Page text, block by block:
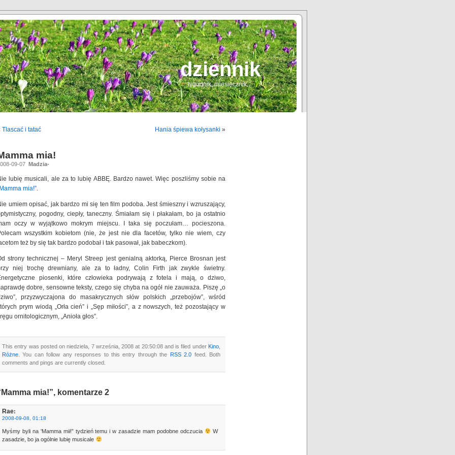
dziennik
tygodnik, miesięcznik…
Tlascać i tatać Hania śpiewa kołysanki »
mia!
09-07 Madzia-
lubię musicali, ale za to lubię ABBĘ. Bardzo nawet. Więc poszliśmy sobie na
mia!”.
umiem opisać, jak bardzo mi się ten film podoba. Jest śmieszny i wzruszający,
pogodny, ciepły, taneczny. Śmiałam się i płakałam, bo ja ostatnio
oczy w wyjątkowo mokrym miejscu. I taka się poczułam… pocieszona.
wszystkim kobietom (nie, że jest nie dla facetów, tylko nie wiem, czy
też by się tak bardzo podobał i tak pasował, jak babeczkom).
strony technicznej – Meryl Streep jest genialną aktorką, Pierce Brosnan jest
niej trochę drewniany, ale za to ładny, Colin Firth jak zwykle świetny.
piosenki, które człowieka podrywają z fotela i mają, o dziwo,
dobre, sensowne teksty, czego się chyba na ogół nie zauważa. Piszę „o
przyzwyczajona do masakrycznych słów polskich „przebojów”, wśród
prym wiodą „Orła cień” i „Sęp miłości”, a z nowszych, też pozostający w
ornitologicznym, „Anioła głos”.
This entry was posted on niedziela, 7 września, 2008 at 20:50:08 and is filed under Kino
Różne . You can follow any responses to this entry through the RSS 2.0 feed. Both
comments and pings are currently closed.
mia!”, komentarze 2
Rae:
2008-09-08, 01:18
Myśmy byli na 'Mamma mii!” tydzień temu i w zasadzie mam podobne odczucia
W
zasadzie, bo ja ogólnie lubię musicale